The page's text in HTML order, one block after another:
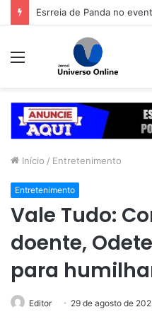
Menu
Início / Entretenimento
Entretenimento
Vale Tudo:
doente,
para
Editor 29 de agosto de